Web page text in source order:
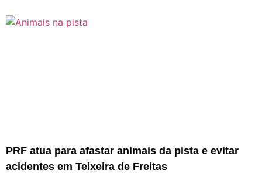
PRF atua para afastar animais da pista e evitar
acidentes em Teixeira de Freitas